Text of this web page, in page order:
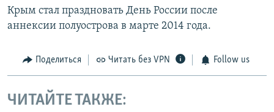
Крым стал праздновать День России после
аннексии полуострова в марте 2014 года.
Поделиться Читать без VPN Follow us
ЧИТАЙТЕ ТАКЖЕ: